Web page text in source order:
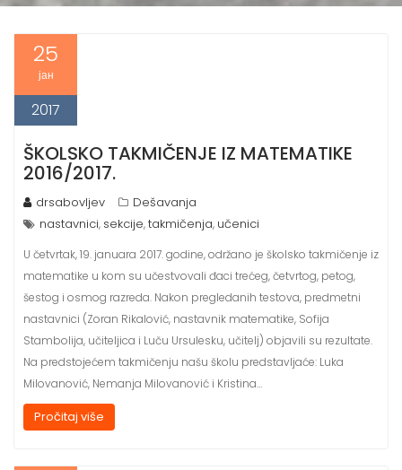
25
јан
2017
ŠKOLSKO TAKMIČENJE IZ MATEMATIKE
2016/2017.
drsabovljev
Dešavanja
nastavnici, sekcije,takmičenja, učenici
U četvrtak, 19. januara 2017. godine, održano je školsko takmičenje iz
matematike u kom su učestvovali đaci trećeg, četvrtog, petog,
šestog i osmog razreda. Nakon pregledanih testova, predmetni
nastavnici (Zoran Rikalović, nastavnik matematike, Sofija
Stambolija, učiteljica i Luču Ursulesku, učitelj) objavili su rezultate.
Na predstojećem takmičenju našu školu predstavljaće: Luka
Milovanović, Nemanja Milovanović i Kristina…
Pročitaj više